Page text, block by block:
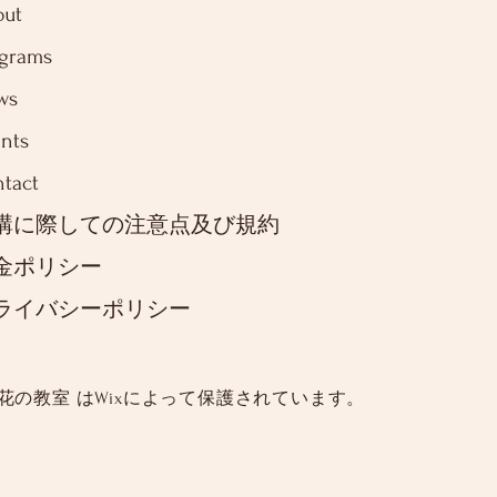
に際しての注意点及び規約
ポリシー
イバシーポリシー
の教室 はWixによって保護されています。